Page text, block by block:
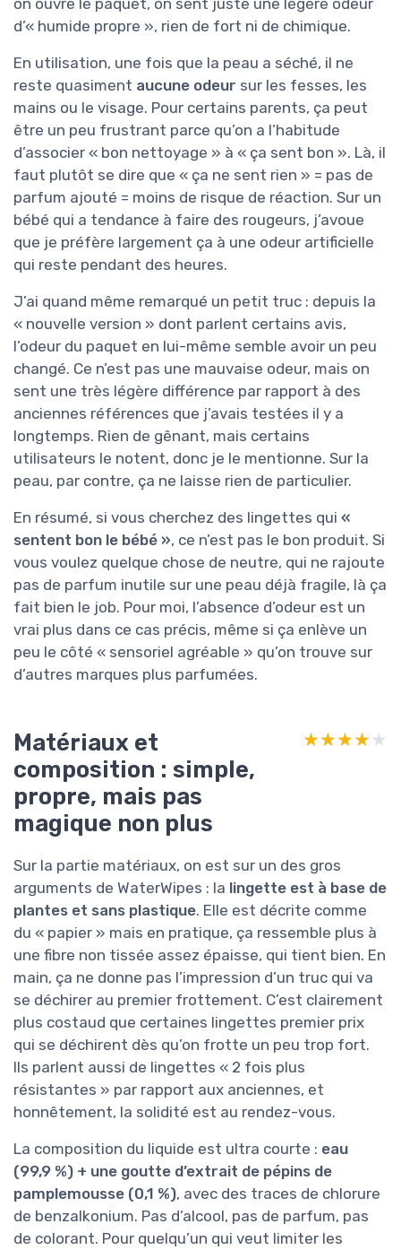
d’« humide propre », rien de fort ni de chimique.
En utilisation, une fois que la peau a séché, il ne
reste quasiment aucune odeur sur les fesses, les
mains ou le visage. Pour certains parents, ça peut
être un peu frustrant parce qu’on a l’habitude
d’associer « bon nettoyage » à « ça sent bon ». Là, il
faut plutôt se dire que « ça ne sent rien » = pas de
parfum ajouté = moins de risque de réaction. Sur un
bébé qui a tendance à faire des rougeurs, j’avoue
que je préfère largement ça à une odeur artificielle
qui reste pendant des heures.
J’ai quand même remarqué un petit truc : depuis la
« nouvelle version » dont parlent certains avis,
l’odeur du paquet en lui-même semble avoir un peu
changé. Ce n’est pas une mauvaise odeur, mais on
sent une très légère différence par rapport à des
anciennes références que j’avais testées il y a
longtemps. Rien de gênant, mais certains
utilisateurs le notent, donc je le mentionne. Sur la
peau, par contre, ça ne laisse rien de particulier.
En résumé, si vous cherchez des lingettes qui «
sentent bon le bébé », ce n’est pas le bon produit. Si
vous voulez quelque chose de neutre, qui ne rajoute
pas de parfum inutile sur une peau déjà fragile, là ça
fait bien le job. Pour moi, l’absence d’odeur est un
vrai plus dans ce cas précis, même si ça enlève un
peu le côté « sensoriel agréable » qu’on trouve sur
d’autres marques plus parfumées.
Matériaux et
composition : simple,
propre, mais pas
magique non plus
★★★★★
★★★★★
Sur la partie matériaux, on est sur un des gros
arguments de WaterWipes : la lingette est à base de
plantes et sans plastique. Elle est décrite comme
du « papier » mais en pratique, ça ressemble plus à
une fibre non tissée assez épaisse, qui tient bien. En
main, ça ne donne pas l’impression d’un truc qui va
se déchirer au premier frottement. C’est clairement
plus costaud que certaines lingettes premier prix
qui se déchirent dès qu’on frotte un peu trop fort.
Ils parlent aussi de lingettes « 2 fois plus
résistantes » par rapport aux anciennes, et
honnêtement, la solidité est au rendez-vous.
La composition du liquide est ultra courte : eau
(99,9 %) + une goutte d’extrait de pépins de
pamplemousse (0,1 %), avec des traces de chlorure
de benzalkonium. Pas d’alcool, pas de parfum, pas
de colorant. Pour quelqu’un qui veut limiter les